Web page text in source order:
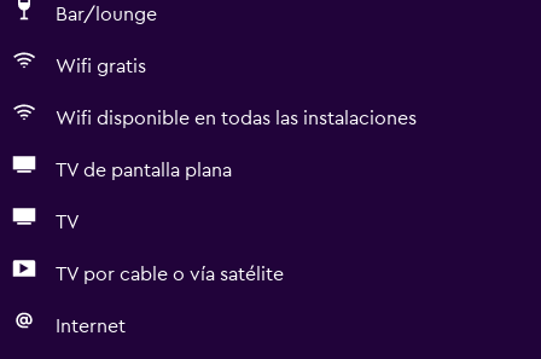
Bar/lounge
Wifi gratis
Wifi disponible en todas las instalaciones
TV de pantalla plana
TV
TV por cable o vía satélite
Internet